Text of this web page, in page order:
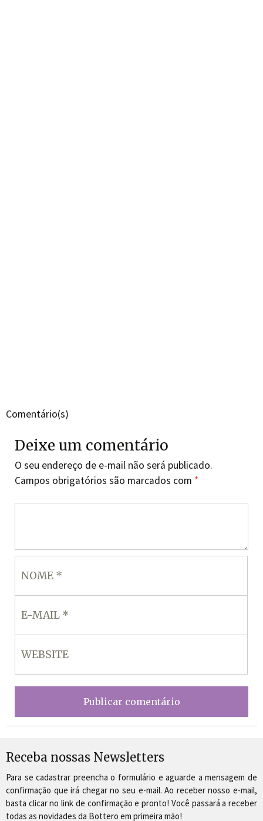
Comentário(s)
Deixe um comentário
O seu endereço de e-mail não será publicado.
Campos obrigatórios são marcados com *
Receba nossas Newsletters
Para se cadastrar preencha o formulário e aguarde a mensagem de
confirmação que irá chegar no seu e-mail. Ao receber nosso e-mail,
basta clicar no link de confirmação e pronto! Você passará a receber
todas as novidades da Bottero em primeira mão!